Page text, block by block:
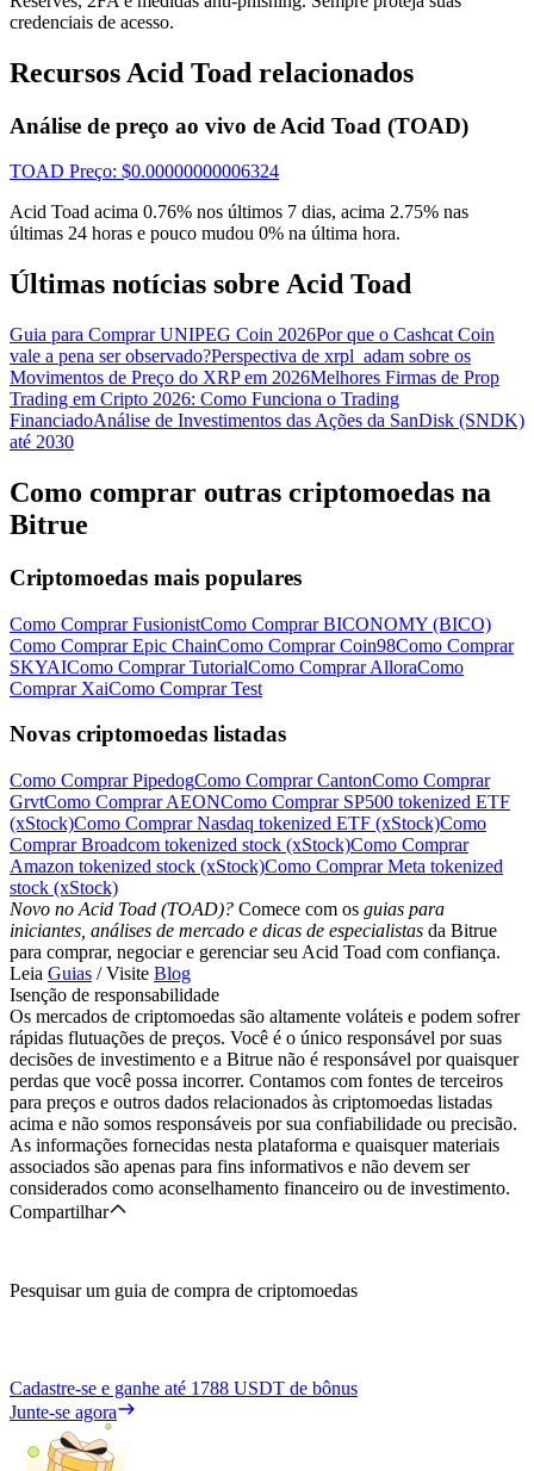
Conecte-se Inscrever-se
credenciais de acesso.
Recursos Acid Toad relacionados
Análise de preço ao vivo de Acid Toad (TOAD)
TOAD Preço: $0.00000000006324
Acid Toad acima 0.76% nos últimos 7 dias, acima 2.75% nas
últimas 24 horas e pouco mudou 0% na última hora.
Últimas notícias sobre Acid Toad
Guia para Comprar UNIPEG Coin 2026Por que o Cashcat Coin
vale a pena ser observado?Perspectiva de xrpl_adam sobre os
Movimentos de Preço do XRP em 2026Melhores Firmas de Prop
Trading em Cripto 2026: Como Funciona o Trading
FinanciadoAnálise de Investimentos das Ações da SanDisk (SNDK)
até 2030
Como comprar outras criptomoedas na
Bitrue
Criptomoedas mais populares
Como Comprar FusionistComo Comprar BICONOMY (BICO)
Como Comprar Epic ChainComo Comprar Coin98Como Comprar
SKYAIComo Comprar TutorialComo Comprar AlloraComo
Comprar XaiComo Comprar Test
Novas criptomoedas listadas
Como Comprar PipedogComo Comprar CantonComo Comprar
GrvtComo Comprar AEONComo Comprar SP500 tokenized ETF
(xStock)Como Comprar Nasdaq tokenized ETF (xStock)Como
Comprar Broadcom tokenized stock (xStock)Como Comprar
Amazon tokenized stock (xStock)Como Comprar Meta tokenized
stock (xStock)
Novo no Acid Toad (TOAD)? Comece com os guias para
iniciantes, análises de mercado e dicas de especialistas da Bitrue
para comprar, negociar e gerenciar seu Acid Toad com confiança.
Leia Guias / Visite Blog
Isenção de responsabilidade
Os mercados de criptomoedas são altamente voláteis e podem sofrer
rápidas flutuações de preços. Você é o único responsável por suas
decisões de investimento e a Bitrue não é responsável por quaisquer
perdas que você possa incorrer. Contamos com fontes de terceiros
para preços e outros dados relacionados às criptomoedas listadas
acima e não somos responsáveis por sua confiabilidade ou precisão.
As informações fornecidas nesta plataforma e quaisquer materiais
associados são apenas para fins informativos e não devem ser
considerados como aconselhamento financeiro ou de investimento.
Compartilhar
Pesquisar um guia de compra de criptomoedas
Cadastre-se e ganhe até 1788 USDT de bônus
Junte-se agora